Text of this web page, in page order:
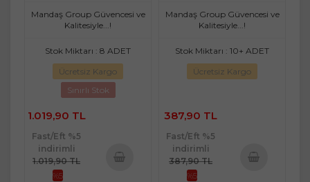
Mandaş Group Güvencesi ve
Kalitesiyle...!
Stok Miktarı : 8 ADET
Ücretsiz Kargo
Sınırlı Stok
1.019,90 TL
Fast/Eft %5
indirimli
1.019,90 TL
%5
Mandaş Group Güvencesi ve
Kalitesiyle...!
Stok Miktarı : 10+ ADET
Ücretsiz Kargo
387,90 TL
Fast/Eft %5
indirimli
387,90 TL
%5